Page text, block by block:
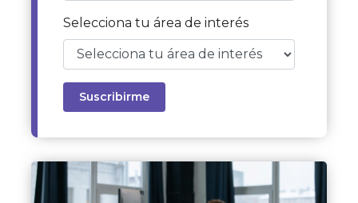
Selecciona tu área de interés